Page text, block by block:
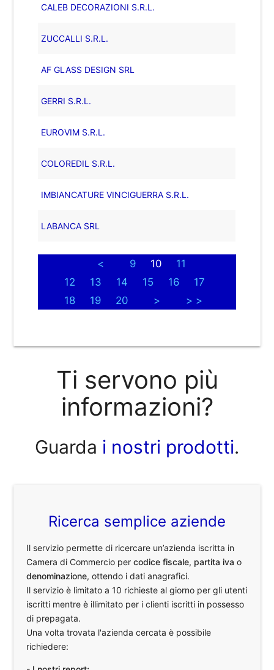
CALEB DECORAZIONI S.R.L.
ZUCCALLI S.R.L.
AF GLASS DESIGN SRL
GERRI S.R.L.
EUROVIM S.R.L.
COLOREDIL S.R.L.
IMBIANCATURE VINCIGUERRA S.R.L.
LABANCA SRL
< 9 10
11
12
13 14 15 16
17
18
19 20 > > >
Ti servono più
informazioni?
Guarda i nostri prodotti.
Ricerca semplice aziende
Il servizio permette di ricercare un’azienda iscritta in
Camera di Commercio percodice fiscale, partita iva o
denominazione, ottendo i dati anagrafici.
Il servizio è limitato a 10 richieste al giorno per gli utenti
iscritti mentre è illimitato per i clienti iscritti in possesso
di prepagata.
Una volta trovata l'azienda cercata è possibile
richiedere: